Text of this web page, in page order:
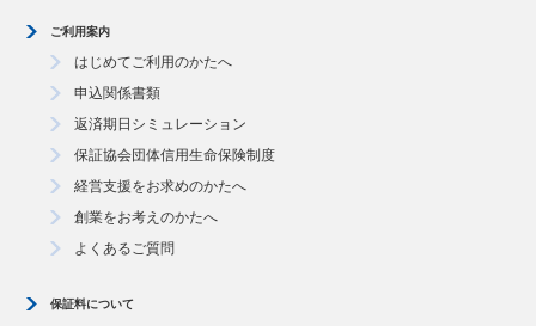
ご利用案内
はじめてご利用のかたへ
申込関係書類
返済期日シミュレーション
保証協会団体信用生命保険制度
経営支援をお求めのかたへ
創業をお考えのかたへ
よくあるご質問
保証料について